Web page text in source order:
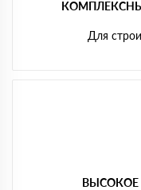
Для
ВЫСОКОЕ